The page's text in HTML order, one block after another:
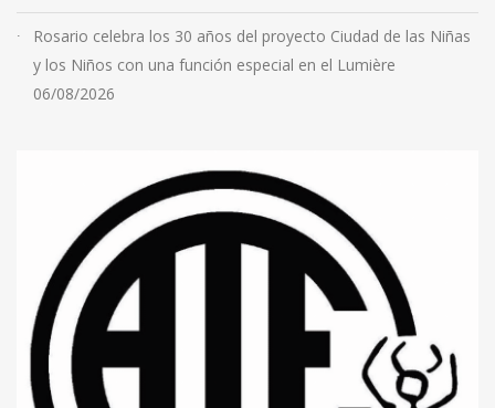
Rosario celebra los 30 años del proyecto Ciudad de las Niñas
y los Niños con una función especial en el Lumière
06/08/2026